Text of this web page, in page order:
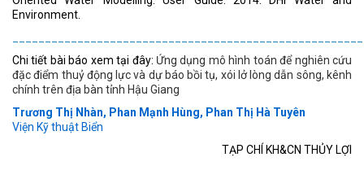
Environment.
Chi tiết bài báo xem tại đây: Ứng dụng mô hình toán để nghiên cứu
đặc điểm thuỷ động lực và dự báo bồi tụ, xói lở lòng dẫn sông, kênh
chính trên địa bàn tỉnh Hậu Giang
Trương Thị Nhàn, Phan Mạnh Hùng, Phan Thị Hà Tuyên
Viện Kỹ thuật Biển
TẠP CHÍ KH&CN THỦY LỢI